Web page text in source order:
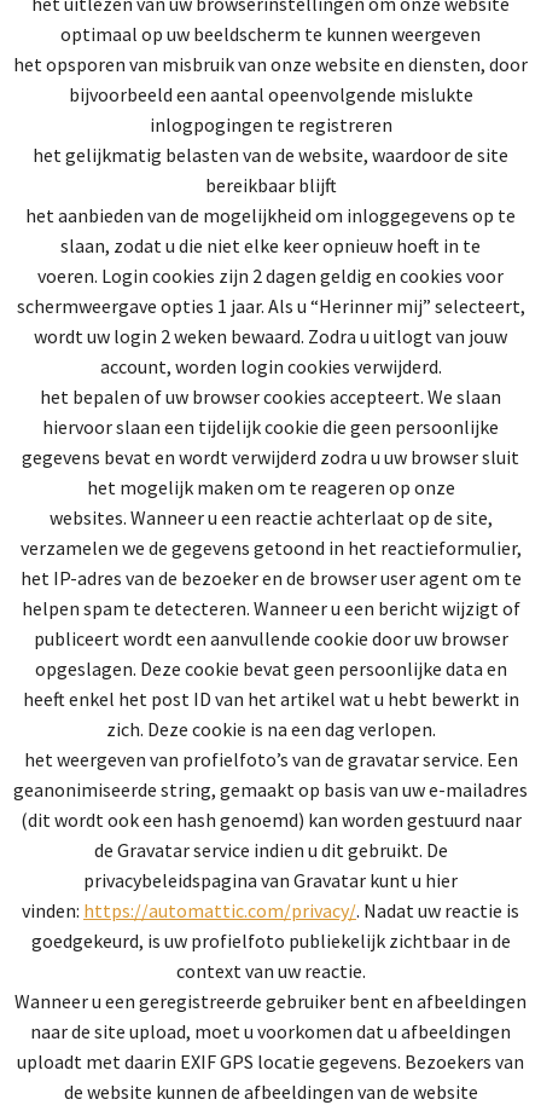
optimaal op uw beeldscherm te kunnen weergeven
het opsporen van misbruik van onze website en diensten, door
bijvoorbeeld een aantal opeenvolgende mislukte
inlogpogingen te registreren
het gelijkmatig belasten van de website, waardoor de site
bereikbaar blijft
het aanbieden van de mogelijkheid om inloggegevens op te
slaan, zodat u die niet elke keer opnieuw hoeft in te
voeren. Login cookies zijn 2 dagen geldig en cookies voor
schermweergave opties 1 jaar. Als u “Herinner mij” selecteert,
wordt uw login 2 weken bewaard. Zodra u uitlogt van jouw
account, worden login cookies verwijderd.
het bepalen of uw browser cookies accepteert. We slaan
hiervoor slaan een tijdelijk cookie die geen persoonlijke
gegevens bevat en wordt verwijderd zodra u uw browser sluit
het mogelijk maken om te reageren op onze
websites. Wanneer u een reactie achterlaat op de site,
verzamelen we de gegevens getoond in het reactieformulier,
het IP-adres van de bezoeker en de browser user agent om te
helpen spam te detecteren. Wanneer u een bericht wijzigt of
publiceert wordt een aanvullende cookie door uw browser
opgeslagen. Deze cookie bevat geen persoonlijke data en
heeft enkel het post ID van het artikel wat u hebt bewerkt in
zich. Deze cookie is na een dag verlopen.
het weergeven van profielfoto’s van de gravatar service. Een
geanonimiseerde string, gemaakt op basis van uw e-mailadres
(dit wordt ook een hash genoemd) kan worden gestuurd naar
de Gravatar service indien u dit gebruikt. De
privacybeleidspagina van Gravatar kunt u hier
vinden: https://automattic.com/privacy/. Nadat uw reactie is
goedgekeurd, is uw profielfoto publiekelijk zichtbaar in de
context van uw reactie.
Wanneer u een geregistreerde gebruiker bent en afbeeldingen
naar de site upload, moet u voorkomen dat u afbeeldingen
uploadt met daarin EXIF GPS locatie gegevens. Bezoekers van
de website kunnen de afbeeldingen van de website